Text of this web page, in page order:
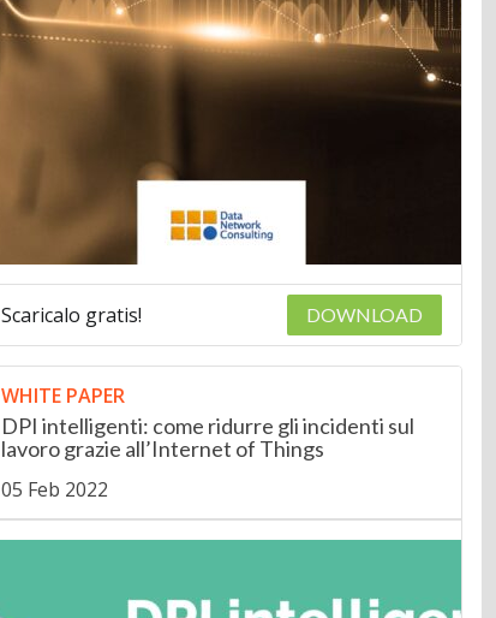
Scaricalo gratis! DOWNLOAD
WHITE PAPER
DPI intelligenti: come ridurre gli incidenti sul
lavoro grazie all’Internet of Things
05 Feb 2022